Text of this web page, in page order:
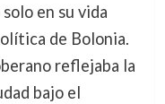
en su vida
de Bolonia.
reflejaba la
bajo el